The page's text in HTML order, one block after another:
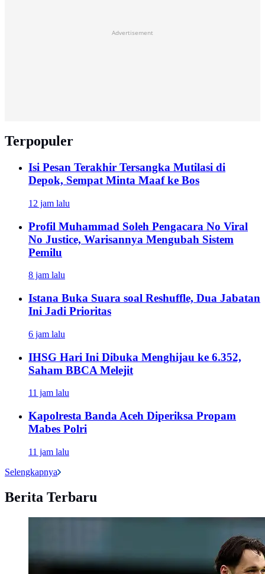
Advertisement
Terpopuler
Isi Pesan Terakhir Tersangka Mutilasi di
Depok, Sempat Minta Maaf ke Bos
12 jam lalu
Profil Muhammad Soleh Pengacara No Viral
No Justice, Warisannya Mengubah Sistem
Pemilu
8 jam lalu
Istana Buka Suara soal Reshuffle, Dua Jabatan
Ini Jadi Prioritas
6 jam lalu
IHSG Hari Ini Dibuka Menghijau ke 6.352,
Saham BBCA Melejit
11 jam lalu
Kapolresta Banda Aceh Diperiksa Propam
Mabes Polri
11 jam lalu
Selengkapnya
Berita Terbaru